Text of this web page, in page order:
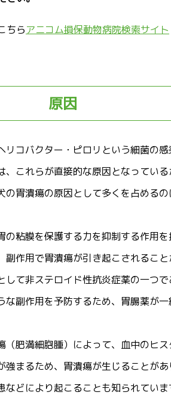
ちらアニコム損保動物病院検索サイト
原因
リコバクター・ピロリという細菌の
、これらが直接的な原因となってい
の胃潰瘍の原因として多くを占める
粘膜を保護する力を抑制する作用を
作用で胃潰瘍が引き起こされること
して非ステロイド性抗炎症薬の一つ
な副作用を予防するため、胃腸薬が
（肥満細胞腫）によって、血中のヒス
強まるため、胃潰瘍が生じることが
どにより起こることも知られていま